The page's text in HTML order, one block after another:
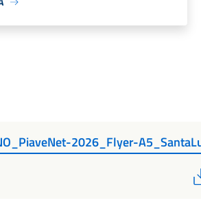
2026_Flyer-